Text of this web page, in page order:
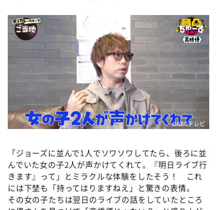
©ABCテレビ
「ジョーズに並んで1人でソワソワしてたら、後ろに並
んでいた女の子2人が声かけてくれて。『明日ライブ行
きます』って」とミラクルな体験をしたそう！ これ
には下埜も「持ってはりますねえ」と驚きの表情。
その女の子たちは翌日のライブの話をしていたところ